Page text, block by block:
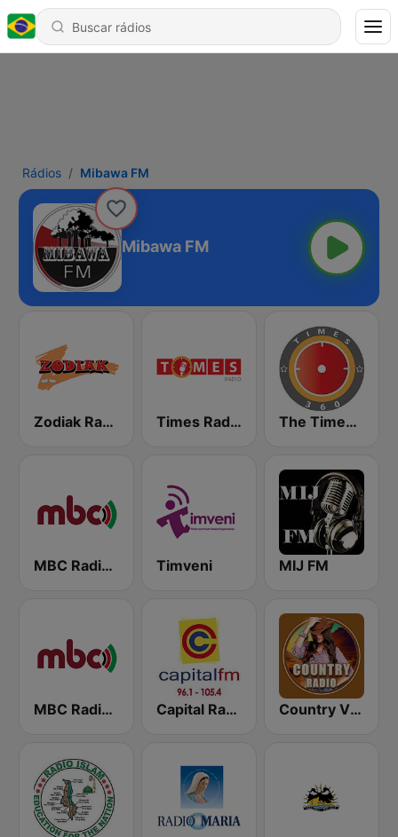
Rádios Mibawa FM
Mibawa FM
Zodiak Radio Times Radio The Times 360 Malawi
MBC Radio 2 Timveni MIJ FM
MBC Radio 1 Capital Radio Malawi Country Vibes